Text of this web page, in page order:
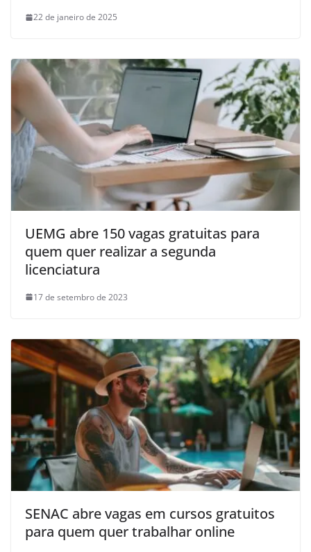
22 de janeiro de 2025
UEMG abre 150 vagas gratuitas para
quem quer realizar a segunda
licenciatura
17 de setembro de 2023
SENAC abre vagas em cursos gratuitos
para quem quer trabalhar online